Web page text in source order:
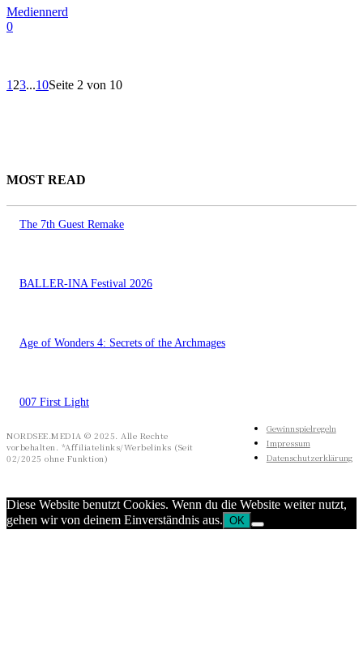
Mediennerd
0
1 23...10Seite 2 von 10
MOST READ
The 7th Guest Remake
BALLER-INA Festival 2026
Age of Wonders 4: Secrets of the Archmages
007 First Light
NORDSEE.MEDIA © 2025. Alle Rechte
vorbehalten. *Affiliatelinks/Werbelinks (Seit
02/2025 ohne Funktion)
Gewinnspielregeln
Impressum
Datenschutzerklärung
Diese Website benutzt Cookies. Wenn du die Website weiter nutzt,
gehen wir von deinem Einverständnis aus. OK